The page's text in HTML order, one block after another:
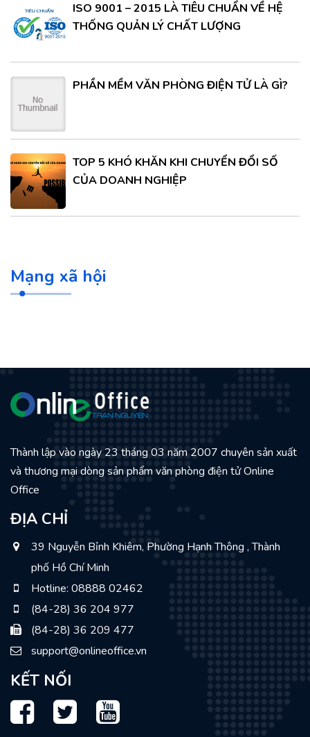
ISO 9001 – 2015 LÀ TIÊU CHUẨN VỀ HỆ
THỐNG QUẢN LÝ CHẤT LƯỢNG
PHẦN MỀM VĂN PHÒNG ĐIỆN TỬ LÀ GÌ?
TOP 5 KHÓ KHĂN KHI CHUYỂN ĐỔI SỐ
CỦA DOANH NGHIỆP
Mạng xã hội
Thành lập vào ngày 23 tháng 03 năm 2007 chuyên sản xuất
và thương mại dòng sản phẩm văn phòng điện tử Online
Office
ĐỊA CHỈ
39 Nguyễn Bỉnh Khiêm, Phường Hạnh Thông , Thành
phố Hồ Chí Minh
Hotline: 08888 02462
(84-28) 36 204 977
(84-28) 36 209 477
support@onlineoffice.vn
KẾT NỐI
Facebook
TwitterYoutube